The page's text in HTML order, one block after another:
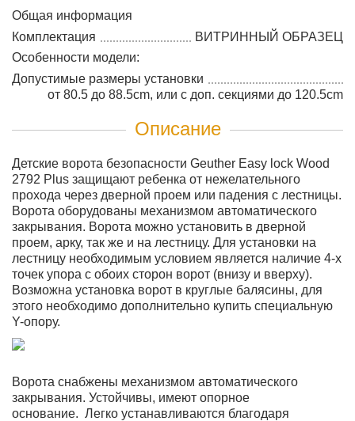
Общая информация
Комплектация
ВИТРИННЫЙ ОБРАЗЕЦ
Особенности модели:
Допустимые размеры установки
от 80.5 до 88.5cm, или с доп. секциями до 120.5cm
Описание
Детские ворота безопасности Geuther Easy lock Wood
2792 Plus защищают ребенка от нежелательного
прохода через дверной проем или падения с лестницы.
Ворота оборудованы механизмом автоматического
закрывания. Ворота можно установить в дверной
проем, арку, так же и на лестницу. Для установки на
лестницу необходимым условием является наличие 4-х
точек упора с обоих сторон ворот (внизу и вверху).
Возможна установка ворот в круглые балясины, для
этого необходимо дополнительно купить специальную
Y-опору.
Ворота снабжены механизмом автоматического
закрывания. Устойчивы, имеют опорное
основание. Легко устанавливаются благодаря